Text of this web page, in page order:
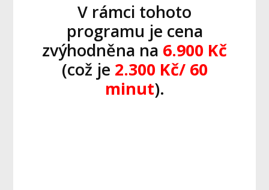
V rámci tohoto
programu je cena
zvýhodněna na 6.900 Kč
(což je 2.300 Kč/ 60
minut).